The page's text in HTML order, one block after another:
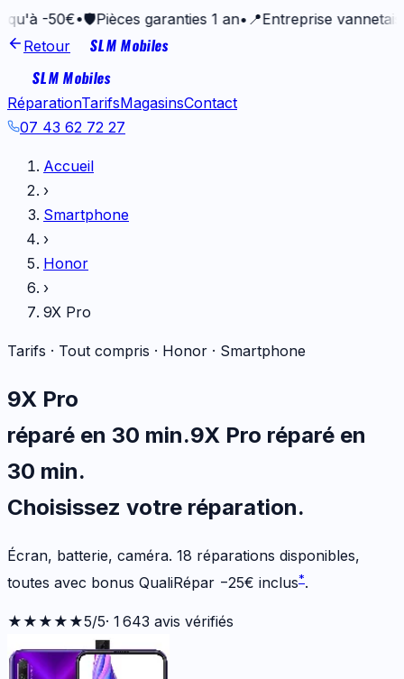
•🛡️Pièces garanties 1 an•📍 Entreprise vannetaise
Retour
SLM Mobiles
SLM Mobiles
RéparationTarifsMagasinsContact
07 43 62 72 27
Accueil
›
Smartphone
›
Honor
›
9X Pro
Tarifs · Tout compris · Honor · Smartphone
9X Pro
réparé en 30 min.9X Pro réparé en
30 min.
Choisissez votre réparation.
Écran, batterie, caméra. 18 réparations disponibles,
toutes avec bonus QualiRépar −25€ inclus*.
★★★★★5/5· 1 643 avis vérifiés